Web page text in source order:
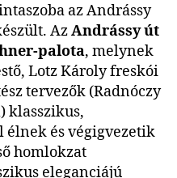
az Andrássy
AzAndrássy út
palota, melynek
Lotz Károly freskói
tervezők (Radnóczy
klasszikus,
élnek és végigvezetik
homlokzat
eleganciájú